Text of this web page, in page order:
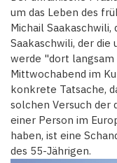
um das Leben des
Michail
Saakaschwili, der
werde "dort
Mittwochabend im
konkrete Tatsache,
solchen Versuch
einer Person im
haben, ist eine
des 55-Jährigen.